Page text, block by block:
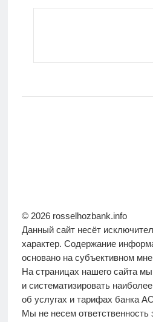
© 2026 rosselhozbank.info
Данный сайт несёт
характер. Содержание
основано на субъективном
На страницах нашего сайта
и систематизировать
об услугах и тарифах банка
Мы не несем ответственность